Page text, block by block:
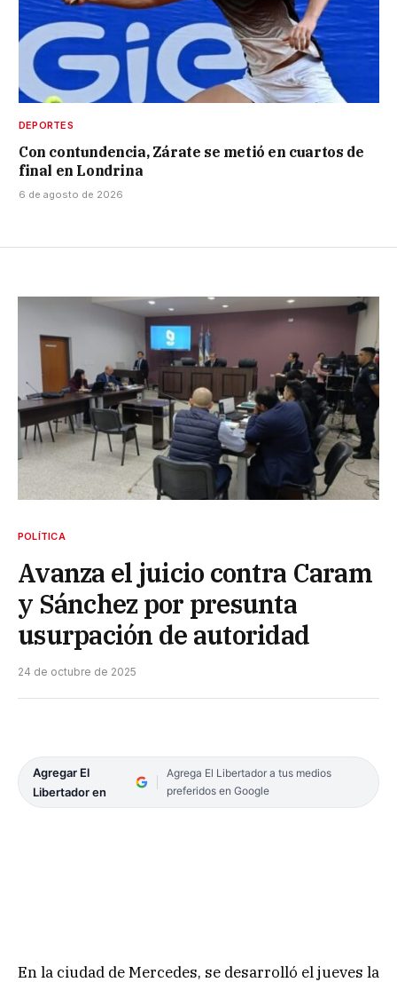
DEPORTES
Con contundencia, Zárate se metió en cuartos de
final en Londrina
6 de agosto de 2026
POLÍTICA
Avanza el juicio contra Caram
y Sánchez por presunta
usurpación de autoridad
24 de octubre de 2025
Agregar El
Libertador en
Agrega El Libertador a tus medios
preferidos en Google
En la ciudad de Mercedes, se desarrolló el jueves la